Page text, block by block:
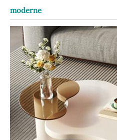
moderne